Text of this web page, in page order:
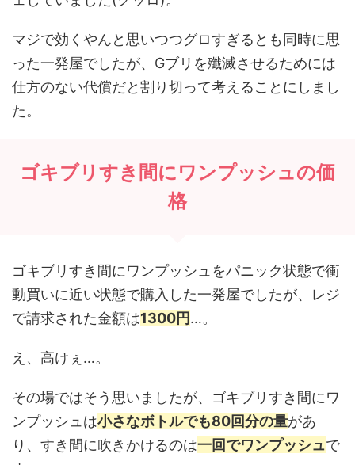
マジで効くやんと思いつつグロすぎるとも同時に思
った一発屋でしたが、Gブリを殲滅させるためには
仕方のない代償だと割り切って考えることにしまし
た。
ゴキブリすき間にワンプッシュの価
格
ゴキブリすき間にワンプッシュをパニック状態で衝
動買いに近い状態で購入した一発屋でしたが、レジ
で請求された金額は1300円…。
え、高けぇ…。
その場ではそう思いましたが、ゴキブリすき間にワ
ンプッシュは小さなボトルでも80回分の量があ
り、すき間に吹きかけるのは一回でワンプッシュで